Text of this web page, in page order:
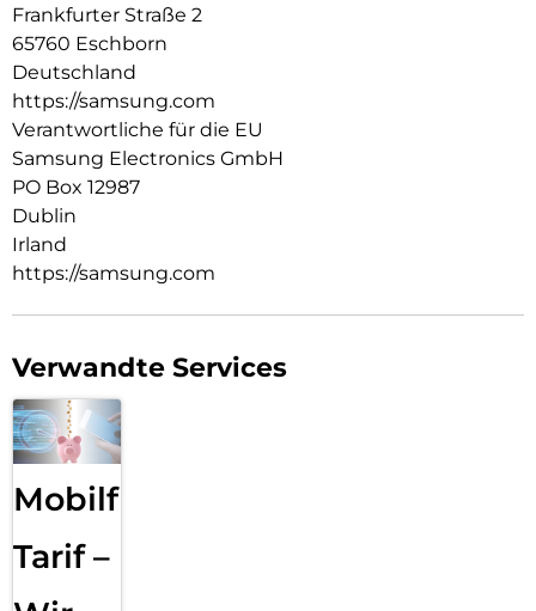
Frankfurter Straße 2
65760 Eschborn
Deutschland
https://samsung.com
Verantwortliche für die EU
Samsung Electronics GmbH
PO Box 12987
Dublin
Irland
https://samsung.com
Verwandte Services
Mobilfunk
Tarif –